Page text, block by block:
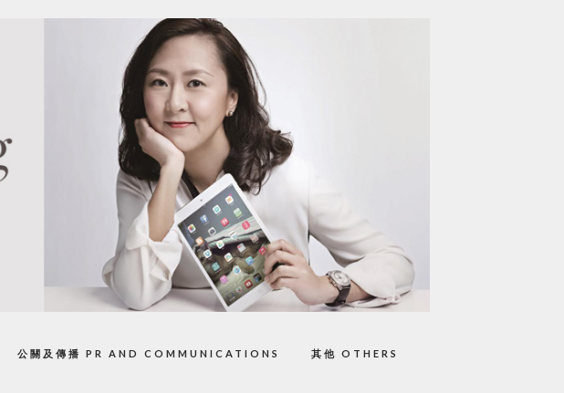
公關及傳播 PR AND COMMUNICATIONS 其他 OTHERS